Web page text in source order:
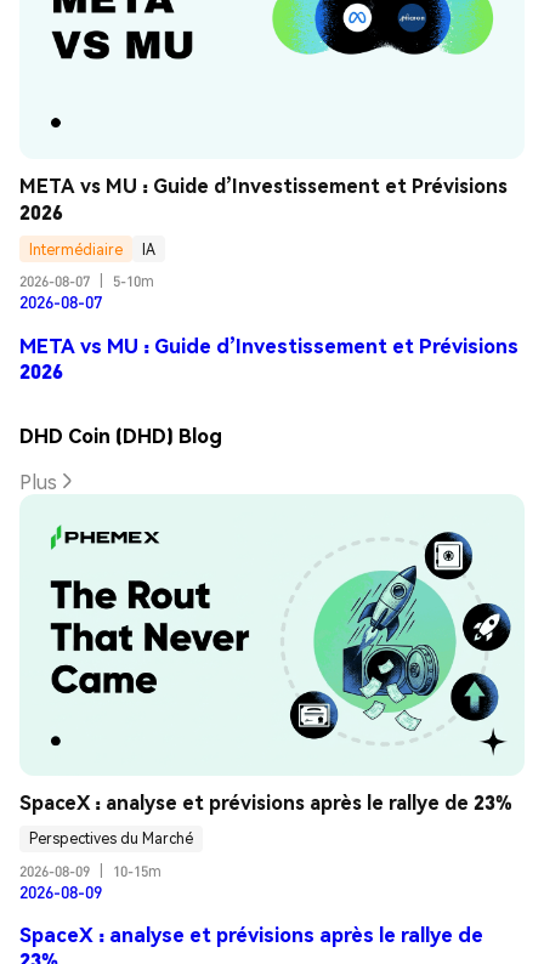
META vs MU : Guide d’Investissement et Prévisions
2026
Intermédiaire
IA
2026-08-07
5-10m
2026-08-07
META vs MU : Guide d’Investissement et Prévisions
2026
DHD Coin (DHD) Blog
Plus
SpaceX : analyse et prévisions après le rallye de 23%
Perspectives du Marché
2026-08-09
10-15m
2026-08-09
SpaceX : analyse et prévisions après le rallye de